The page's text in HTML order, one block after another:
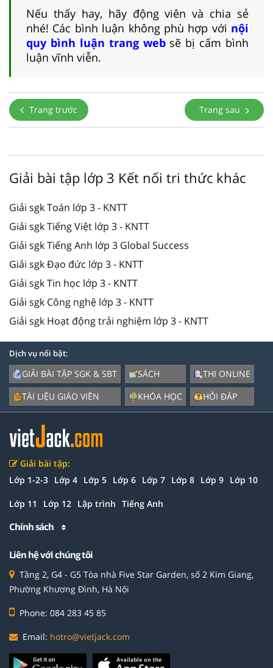
Nếu thấy hay, hãy động viên và chia sẻ
nhé! Các bình luận không phù hợp với nội
quy bình luận trang websẽ bị cấm bình
luận vĩnh viễn.
Trang trước Trang sau
Giải bài tập lớp 3 Kết nối tri thức khác
Giải sgk Toán lớp 3 - KNTT
Giải sgk Tiếng Việt lớp 3 - KNTT
Giải sgk Tiếng Anh lớp 3 Global Success
Giải sgk Đạo đức lớp 3 - KNTT
Giải sgk Tin học lớp 3 - KNTT
Giải sgk Công nghệ lớp 3 - KNTT
Giải sgk Hoạt động trải nghiệm lớp 3 - KNTT
Dịch vụ nổi bật:
GIẢI BÀI TẬP SGK & SBT
TÀI LIỆU GIÁO VIÊN
SÁCH
KHÓA HỌC
THI ONLINE
HỎI ĐÁP
Giải bài tập:
Lớp 1-2-3 Lớp 4 Lớp 5 Lớp 6 Lớp 7 Lớp 8 Lớp 9 Lớp 10
Lớp 11 Lớp 12 Lập trình Tiếng Anh
Chính sách
Liên hệ với chúng tôi
Tầng 2, G4 - G5 Tòa nhà Five Star Garden, số 2 Kim Giang,
Phường Khương Đình, Hà Nội
Phone: 084 283 45 85
Email: hotro@vietjack.com